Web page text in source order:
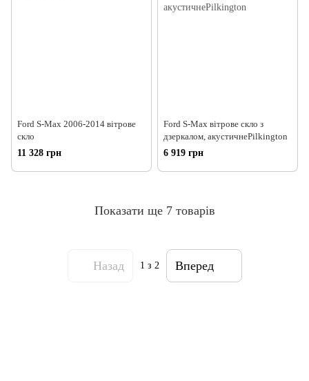
Ford S-Max 2006-2014 вітрове
скло
11 328 грн
Ford S-Max вітрове скло з
дзеркалом, акустичнеPilkington
6 919 грн
Показати ще 7 товарів
Назад 1 з 2 Вперед